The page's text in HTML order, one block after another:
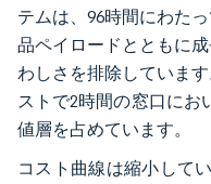
テムは、96時間にわた
品ペイロードとともに
わしさを排除していま
ストで2時間の窓口にお
値層を占めています。
コスト曲線は縮小して